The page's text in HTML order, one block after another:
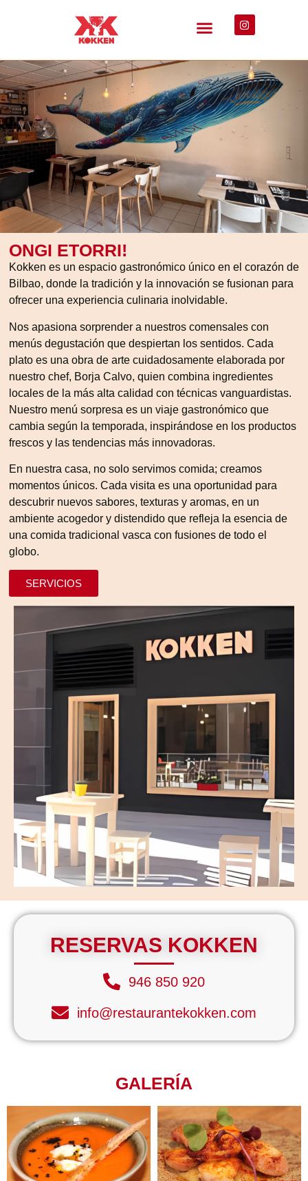
ONGI ETORRI!
Kokken es un espacio gastronómico único en el corazón de
Bilbao, donde la tradición y la innovación se fusionan para
ofrecer una experiencia culinaria inolvidable.
Nos apasiona sorprender a nuestros comensales con
menús degustación que despiertan los sentidos. Cada
plato es una obra de arte cuidadosamente elaborada por
nuestro chef, Borja Calvo, quien combina ingredientes
locales de la más alta calidad con técnicas vanguardistas.
Nuestro menú sorpresa es un viaje gastronómico que
cambia según la temporada, inspirándose en los productos
frescos y las tendencias más innovadoras.
En nuestra casa, no solo servimos comida; creamos
momentos únicos. Cada visita es una oportunidad para
descubrir nuevos sabores, texturas y aromas, en un
ambiente acogedor y distendido que refleja la esencia de
una comida tradicional vasca con fusiones de todo el
globo.
SERVICIOS
RESERVAS KOKKEN
946 850 920
info@restaurantekokken.com
GALERÍA